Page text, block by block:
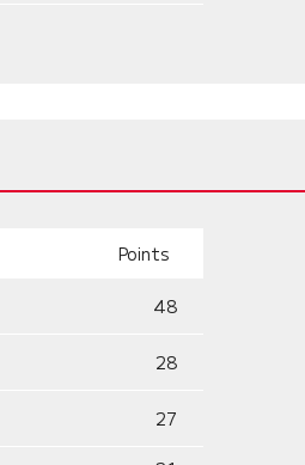
Points
48
28
27